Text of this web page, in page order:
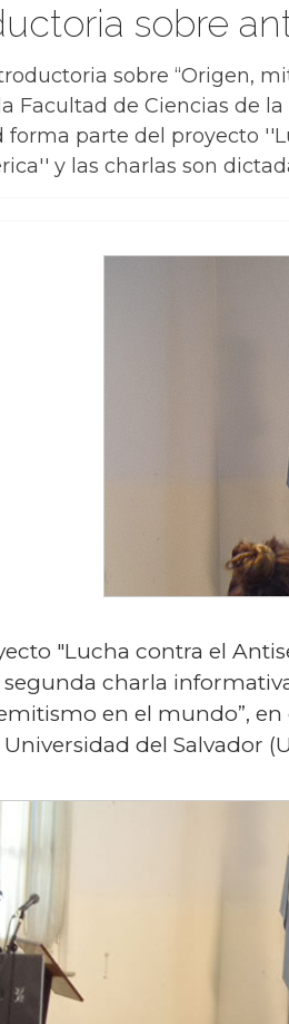
sobre
sobre “Origen,
Facultad de Ciencias de
forma parte del proyecto
y las charlas son
"Lucha contra el
charla
en el mundo”, en
del Salvador